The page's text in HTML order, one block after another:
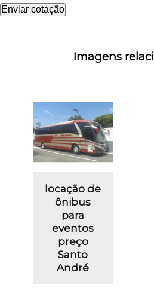
Enviar cotação
Imagens
locação de
ônibus
para
eventos
preço
Santo
André